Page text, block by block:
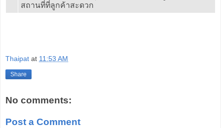
สถานที่ที่ลูกค้าสะดวก
Thaipat at 11:53 AM
Share
No comments:
Post a Comment